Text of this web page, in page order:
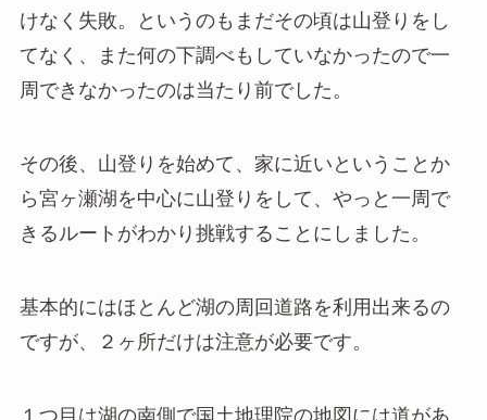
けなく失敗。というのもまだその頃は山登りをし
てなく、また何の下調べもしていなかったので一
周できなかったのは当たり前でした。
その後、山登りを始めて、家に近いということか
ら宮ヶ瀬湖を中心に山登りをして、やっと一周で
きるルートがわかり挑戦することにしました。
基本的にはほとんど湖の周回道路を利用出来るの
ですが、２ヶ所だけは注意が必要です。
１つ目は湖の南側で国土地理院の地図には道があ